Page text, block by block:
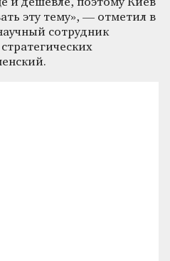
эту тему», — отметил в
сотрудник